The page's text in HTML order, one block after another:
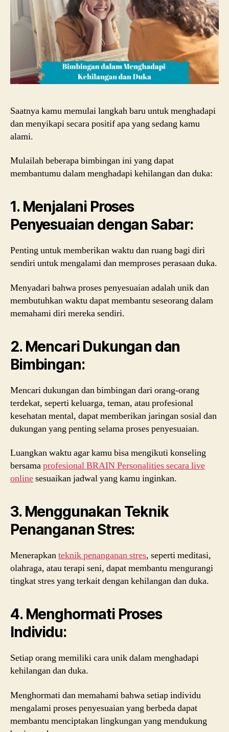
Saatnya kamu memulai langkah baru untuk menghadapi
dan menyikapi secara positif apa yang sedang kamu
alami.
Mulailah beberapa bimbingan ini yang dapat
membantumu dalam menghadapi kehilangan dan duka:
1. Menjalani Proses
Penyesuaian dengan Sabar:
Penting untuk memberikan waktu dan ruang bagi diri
sendiri untuk mengalami dan memproses perasaan duka.
Menyadari bahwa proses penyesuaian adalah unik dan
membutuhkan waktu dapat membantu seseorang dalam
memahami diri mereka sendiri.
2. Mencari Dukungan dan
Bimbingan:
Mencari dukungan dan bimbingan dari orang-orang
terdekat, seperti keluarga, teman, atau profesional
kesehatan mental, dapat memberikan jaringan sosial dan
dukungan yang penting selama proses penyesuaian.
Luangkan waktu agar kamu bisa mengikuti konseling
bersamaprofesional BRAIN Personalities secara live
onlinesesuaikan jadwal yang kamu inginkan.
3. Menggunakan Teknik
Penanganan Stres:
Menerapkanteknik penanganan stres, seperti meditasi,
olahraga, atau terapi seni, dapat membantu mengurangi
tingkat stres yang terkait dengan kehilangan dan duka.
4. Menghormati Proses
Individu:
Setiap orang memiliki cara unik dalam menghadapi
kehilangan dan duka.
Menghormati dan memahami bahwa setiap individu
mengalami proses penyesuaian yang berbeda dapat
membantu menciptakan lingkungan yang mendukung